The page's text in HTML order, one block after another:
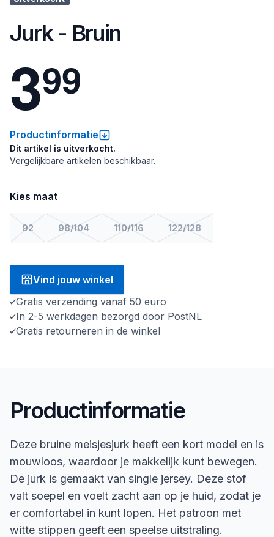
Jurk - Bruin
399
Productinformatie
Dit artikel is uitverkocht.
Vergelijkbare artikelen beschikbaar.
Kies maat
92 98/104 110/116 122/128
Vind jouw winkel
Gratis verzending vanaf 50 euro
In 2-5 werkdagen bezorgd door PostNL
Gratis retourneren in de winkel
Productinformatie
Deze bruine meisjesjurk heeft een kort model en is
mouwloos, waardoor je makkelijk kunt bewegen.
De jurk is gemaakt van single jersey. Deze stof
valt soepel en voelt zacht aan op je huid, zodat je
er comfortabel in kunt lopen. Het patroon met
witte stippen geeft een speelse uitstraling.